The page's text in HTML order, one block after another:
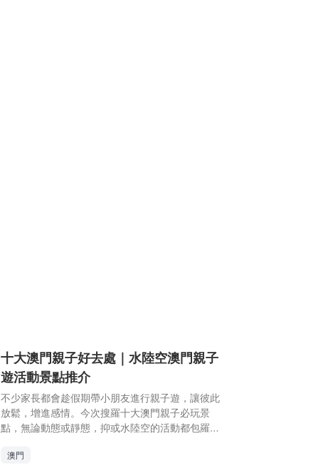
十大澳門親子好去處｜水陸空澳門親子
遊活動景點推介
不少家長都會趁假期帶小朋友進行親子遊，讓彼此
放鬆，增進感情。今次搜羅十大澳門親子必玩景
點，無論動態或靜態，抑或水陸空的活動都包羅萬
這些親子好去處。 澳門親子自由行推介 十大澳門親
澳門